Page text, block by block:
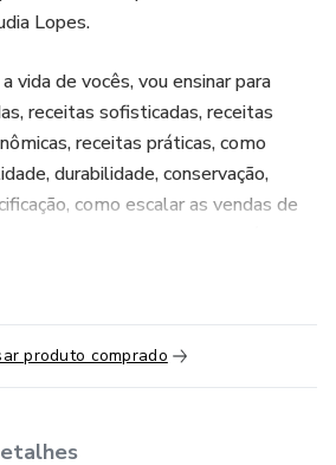
Lopes.
vida de vocês, vou ensinar para
receitas sofisticadas, receitas
receitas práticas, como
durabilidade, conservação,
como escalar as vendas de
assim como eu, que você venda
produto comprado